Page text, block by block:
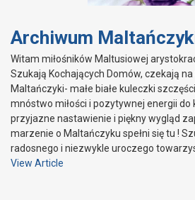
Archiwum
Witam miłośników Maltusiowej
Szukają Kochających Domów, czekają
Maltańczyki- małe białe kuleczki
mnóstwo miłości i pozytywnej energii do
przyjazne nastawienie i piękny wygląd
marzenie o Maltańczyku spełni się tu !
radosnego i niezwykle uroczego
View Article